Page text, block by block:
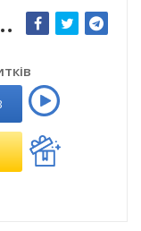
на все згодна"